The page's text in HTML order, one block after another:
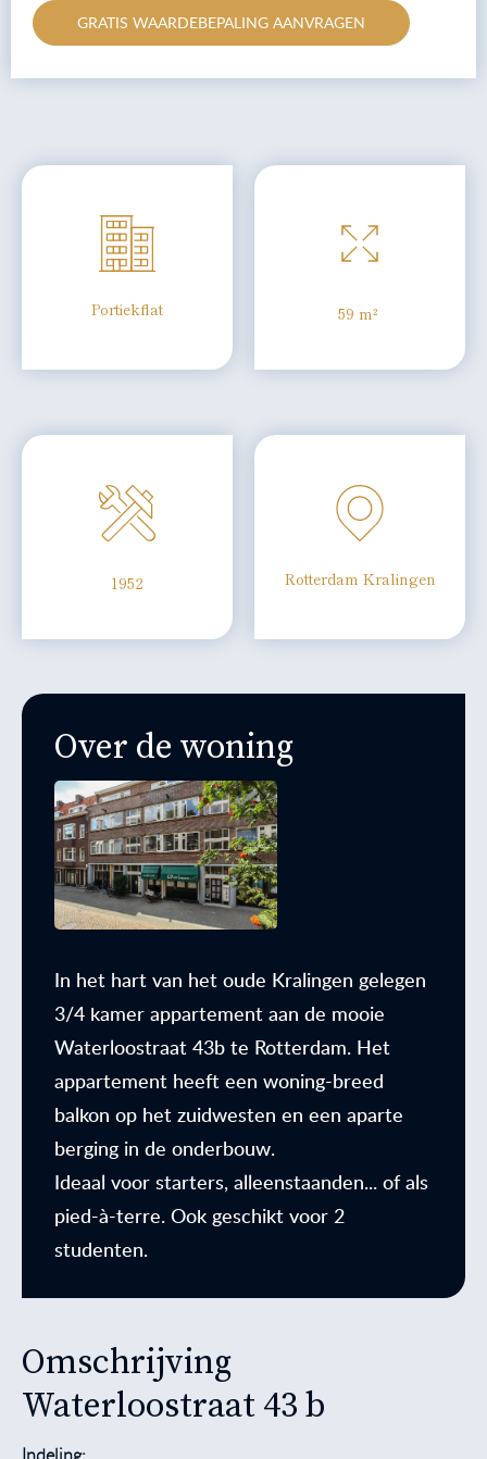
Portiekflat 59 m²
1952 Rotterdam Kralingen
Over de woning
In het hart van het oude Kralingen gelegen
3/4 kamer appartement aan de mooie
Waterloostraat 43b te Rotterdam. Het
appartement heeft een woning-breed
balkon op het zuidwesten en een aparte
berging in de onderbouw.
Ideaal voor starters, alleenstaanden... of als
pied-à-terre. Ook geschikt voor 2
studenten.
Omschrijving
Waterloostraat 43 b
Indeling:
GRATIS WAARDEBEPALING AANVRAGEN